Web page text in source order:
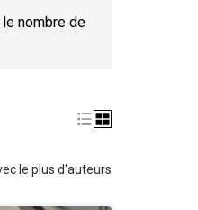
nombre de
le plus d'auteurs